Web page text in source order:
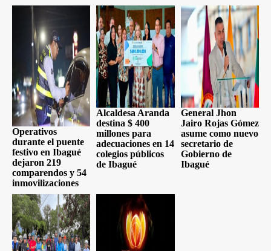
Operativos
durante el puente
festivo en Ibagué
dejaron 219
comparendos y 54
inmovilizaciones
Alcaldesa Aranda
destina $ 400
millones para
adecuaciones en 14
colegios públicos
de Ibagué
General Jhon
Jairo Rojas Gómez
asume como nuevo
secretario de
Gobierno de
Ibagué